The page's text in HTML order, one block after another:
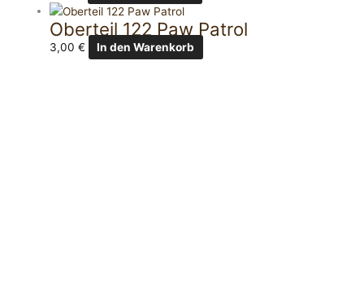
Oberteil 122 Paw Patrol
3,00€ In den Warenkorb